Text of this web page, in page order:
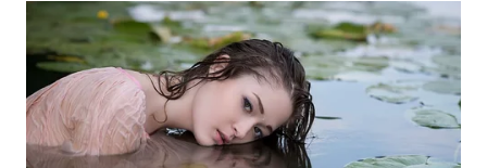
TAPANULI
UTARA
WN
SAMOSIR